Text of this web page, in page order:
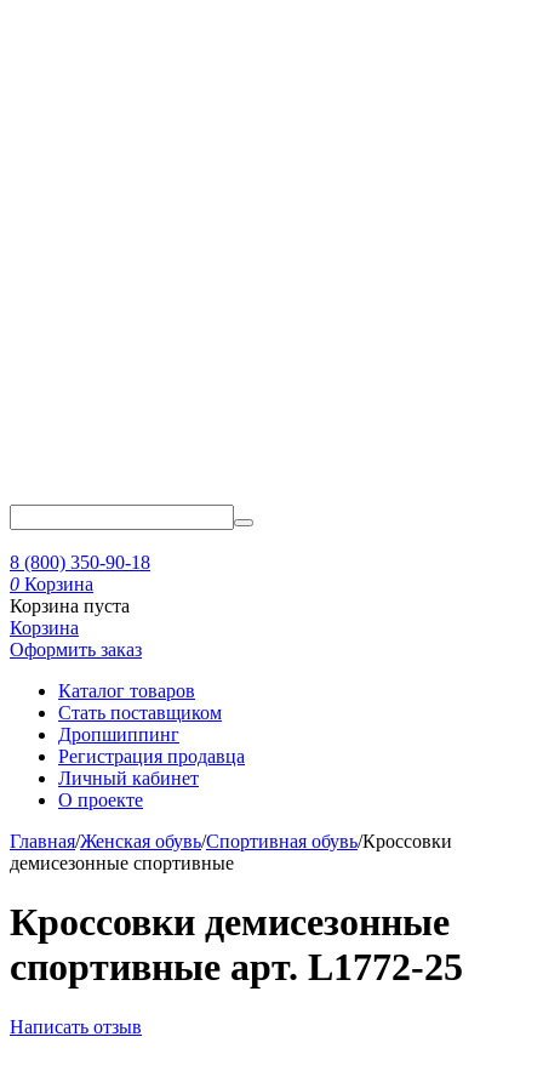
8 (800) 350-90-18
0 Корзина
Корзина пуста
Корзина
Оформить заказ
Каталог товаров
Стать поставщиком
Дропшиппинг
Регистрация продавца
Личный кабинет
О проекте
Главная/Женская обувь/Спортивная обувь/Кроссовки
демисезонные спортивные
Кроссовки демисезонные
спортивные арт. L1772-25
Написать отзыв